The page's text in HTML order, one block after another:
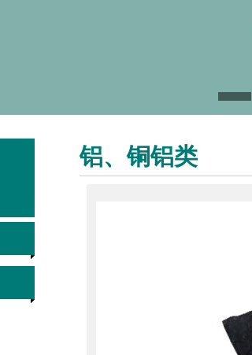
铝、铜铝类